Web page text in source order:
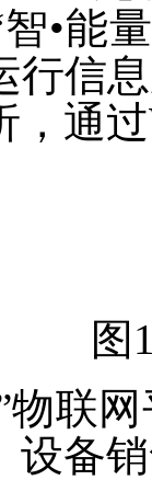
•能
行信
，通
图
联
设备